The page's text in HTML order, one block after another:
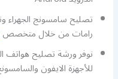
تصليح سامسونج
رامات من خلال متخصص
نوفر ورشة تصليح هواتف
للأجهزة الايفون